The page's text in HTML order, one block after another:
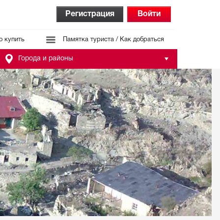
Регистрация Войти
купить Памятка туриста / Как добраться
Города и районы